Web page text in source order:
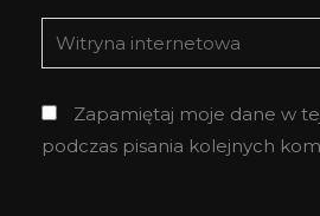
Witryna
internetowa
Zapamiętaj moje dane w
podczas pisania kolejnych